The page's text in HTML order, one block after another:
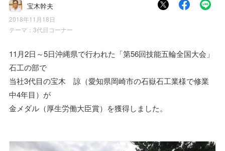
宝木幹夫
2018年11月18日
テーマ： 3代目コーナー
11月2日～5日沖縄県で行われた「第56回技能五輪全国大会」
石工の部で
当社3代目の宝木 諒（愛知県岡崎市の石嶽石工業様で修業
中4年目）が
金メダル（厚生労働大臣賞）を獲得しました。